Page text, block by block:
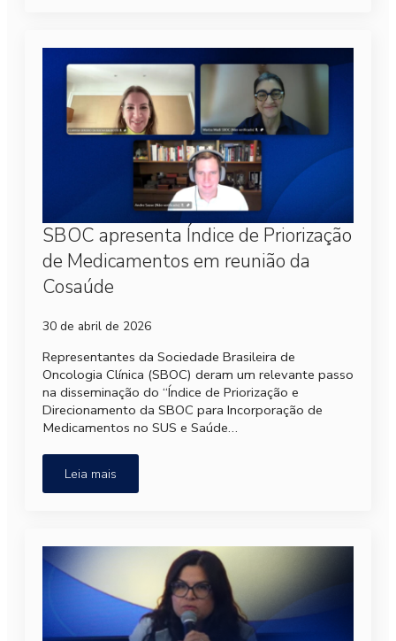
SBOC apresenta Índice de Priorização
de Medicamentos em reunião da
Cosaúde
30 de abril de 2026
Representantes da Sociedade Brasileira de
Oncologia Clínica (SBOC) deram um relevante passo
na disseminação do “Índice de Priorização e
Direcionamento da SBOC para Incorporação de
Medicamentos no SUS e Saúde…
Leia mais